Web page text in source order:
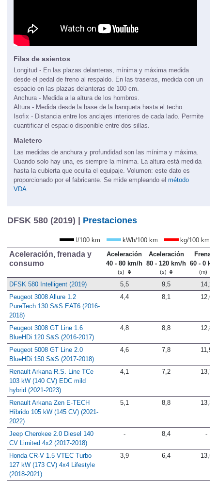
Filas de asientos
Longitud - En las plazas delanteras, mínima y máxima medida
desde el pedal de freno al respaldo. En las traseras, medida con un
espacio en las plazas delanteras de 100 cm.
Anchura - Medida a la altura de los hombros.
Altura - Medida desde la base de la banqueta hasta el techo.
Isofix - Distancia entre los anclajes interiores de cada lado. Permite
cuantificar el espacio disponible entre dos sillas.
Maletero
Las medidas de anchura y profundidad son las mínima y máxima.
Cuando solo hay una, es siempre la mínima. La altura está medida
hasta la cubierta que oculta el equipaje. Volumen: este dato es
proporcionado por el fabricante. Se mide empleando el método
VDA.
DFSK 580 (2019) | Prestaciones
l/100 km kWh/100 km kg/100 km
Aceleración, frenada y
consumo
Aceleración
40 - 80 km/h
(s)
Aceleración
80 - 120 km/h
(s)
60 - 0
(m)
DFSK 580 Intelligent (2019) 5,5 9,5
14,2
Peugeot 3008 Allure 1.2
PureTech 130 S&S EAT6 (2016-
2018)
4,4 8,1 12,6
Peugeot 3008 GT Line 1.6
BlueHDi 120 S&S (2016-2017)
4,8 8,8 12,8
Peugeot 5008 GT Line 2.0
BlueHDi 150 S&S (2017-2018)
4,6 7,8 11,9
Renault Arkana R.S. Line TCe
103 kW (140 CV) EDC mild
hybrid (2021-2023)
4,1 7,2 13,7
Renault Arkana Zen E-TECH
Híbrido 105 kW (145 CV) (2021-
2022)
5,1 8,8 13,3
Jeep Cherokee 2.0 Diesel 140
CV Limited 4x2 (2017-2018)
- 8,4 -
Honda CR-V 1.5 VTEC Turbo
127 kW (173 CV) 4x4 Lifestyle
(2018-2021)
3,9 6,4 13,5